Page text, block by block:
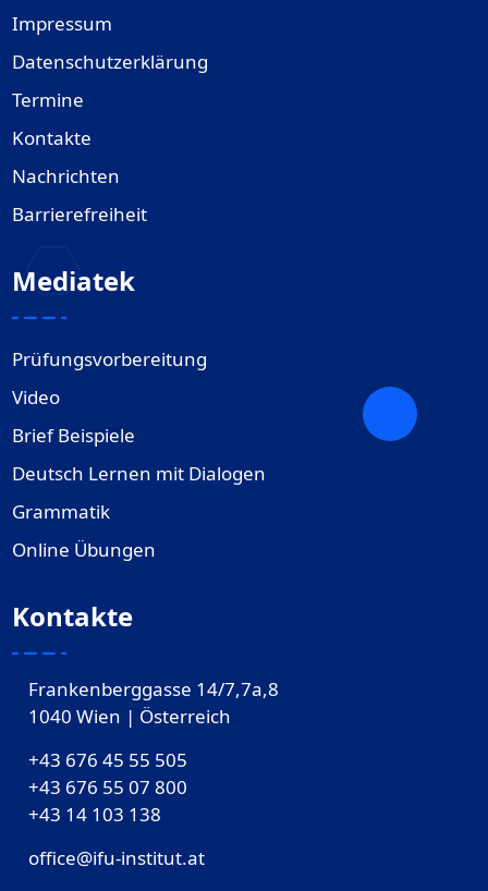
Impressum
Datenschutzerklärung
Termine
Kontakte
Nachrichten
Barrierefreiheit
Mediatek
Prüfungsvorbereitung
Video
Brief Beispiele
Deutsch Lernen mit Dialogen
Grammatik
Online Übungen
Kontakte
Frankenberggasse 14/7,7a,8
1040 Wien | Österreich
+43 676 45 55 505
+43 676 55 07 800
‎+43 14 103 138
office@ifu-institut.at